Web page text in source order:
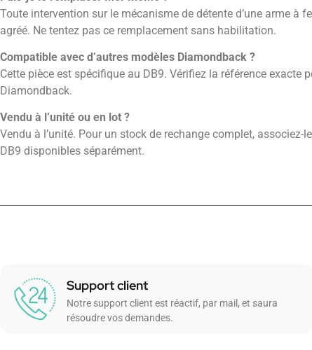
Toute intervention sur le mécanisme de détente d’une arme à
agréé. Ne tentez pas ce remplacement sans habilitation.
Compatible avec d’autres modèles Diamondback ?
Cette pièce est spécifique au DB9. Vérifiez la référence exacte
Diamondback.
Vendu à l’unité ou en lot ?
Vendu à l’unité. Pour un stock de rechange complet, associez-
DB9 disponibles séparément.
Support client
Notre support client est réactif, par mail, et saura
résoudre vos demandes.